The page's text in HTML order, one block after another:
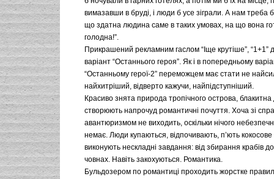
вимазавши в бруді, і люди б усе зіграли. А нам треба
що здатна людина саме в таких умовах, на що вона
голодна!”.
Прикрашений рекламним гаслом “Іще крутіше”, “1+1”
варіант “Останнього героя”. Як і в попередньому
“Останньому герої-2” переможцем має стати не
найхитріший, відверто кажучи, найпідступніший.
Красиво знята природа тропічного острова, блакитна
створюють напрочуд романтичні почуття. Хоча зі
авантюризмом не виходить, оскільки нічого
немає. Люди купаються, відпочивають, п’ють кокосове
виконують нескладні завдання: від збирання крабів
човнах. Навіть закохуються. Романтика.
Бульдозером по романтиці проходить жорстке